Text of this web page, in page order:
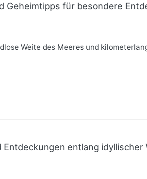
Geheimtipps für besondere
Weite des Meeres und
entlang idyllischer